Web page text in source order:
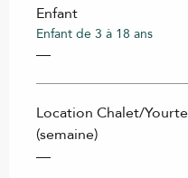
Enfant
Enfant de 3 à 18 ans
—
Location Chalet/
(semaine)
—